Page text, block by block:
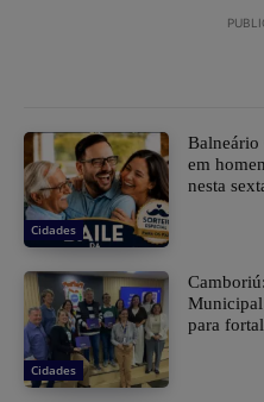
Cidades
Balneário
em
nesta
Cidades
Municipal
para